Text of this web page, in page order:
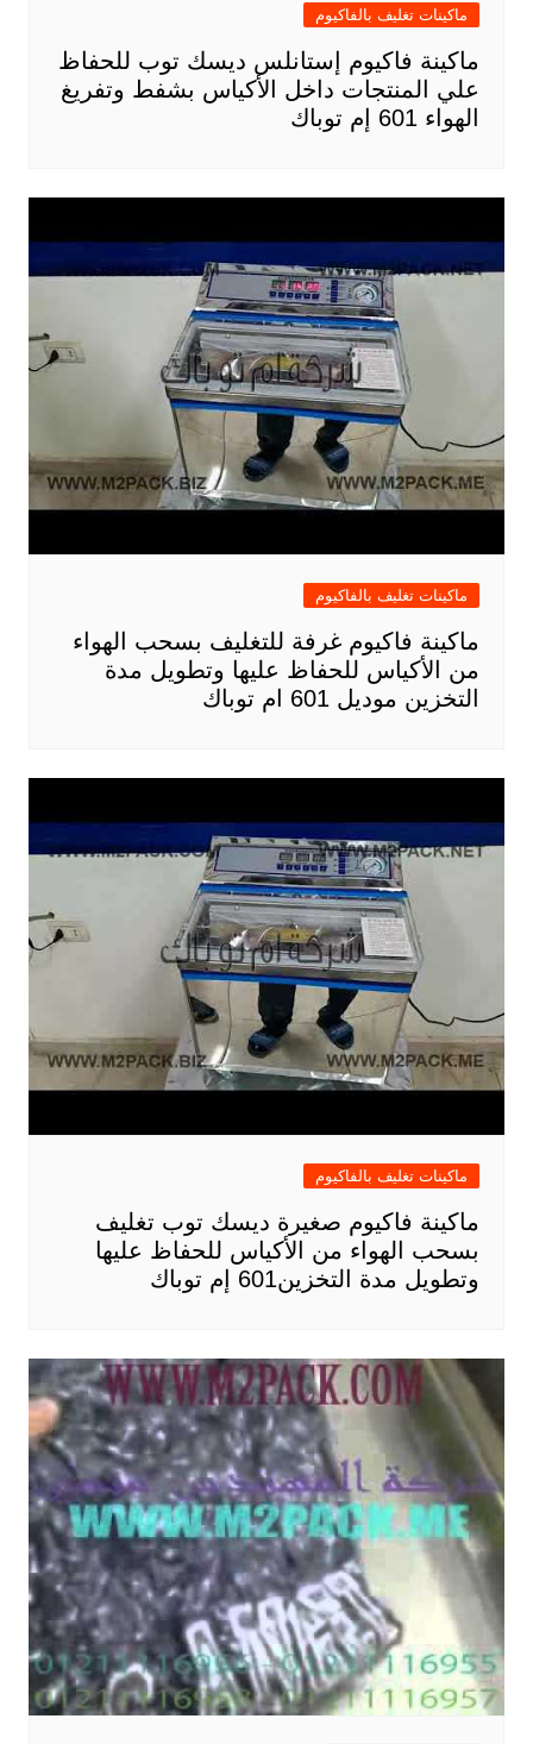
ماكينات تغليف بالفاكيوم
ماكينة فاكيوم إستانلس ديسك توب للحفاظ
علي المنتجات داخل الأكياس بشفط وتفريغ
الهواء 601 إم توباك
ماكينات تغليف بالفاكيوم
ماكينة فاكيوم غرفة للتغليف بسحب الهواء
من الأكياس للحفاظ عليها وتطويل مدة
التخزين موديل 601 ام توباك
ماكينات تغليف بالفاكيوم
ماكينة فاكيوم صغيرة ديسك توب تغليف
بسحب الهواء من الأكياس للحفاظ عليها
وتطويل مدة التخزين601 إم توباك